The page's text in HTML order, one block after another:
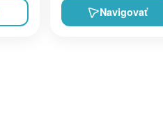
Navigovať